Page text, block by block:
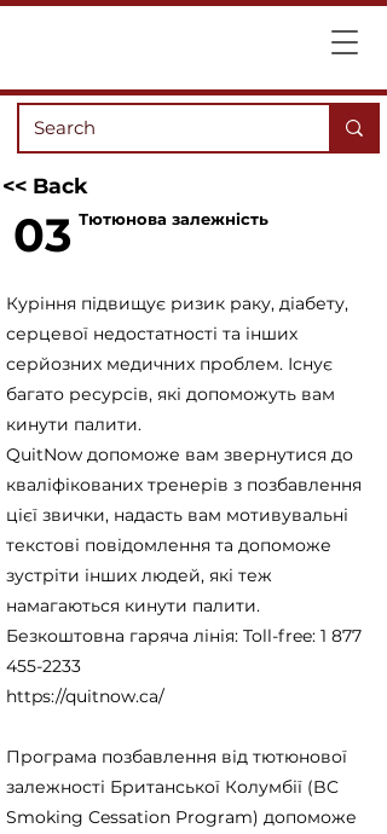
<< Back
03 Тютюнова залежність
Куріння підвищує ризик раку, діабету,
серцевої недостатності та інших
серйозних медичних проблем. Існує
багато ресурсів, які допоможуть вам
кинути палити.
QuitNow допоможе вам звернутися до
кваліфікованих тренерів з позбавлення
цієї звички, надасть вам мотивувальні
текстові повідомлення та допоможе
зустріти інших людей, які теж
намагаються кинути палити.
Безкоштовна гаряча лінія: Toll-free: 1 877
455-2233
https://quitnow.ca/
Програма позбавлення від тютюнової
залежності Британської Колумбії (BC
Smoking Cessation Program) допоможе